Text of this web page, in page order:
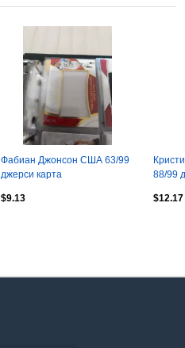
Фабиан Джонсон США 63/99
джерси карта
$9.13
88/99
$12.17